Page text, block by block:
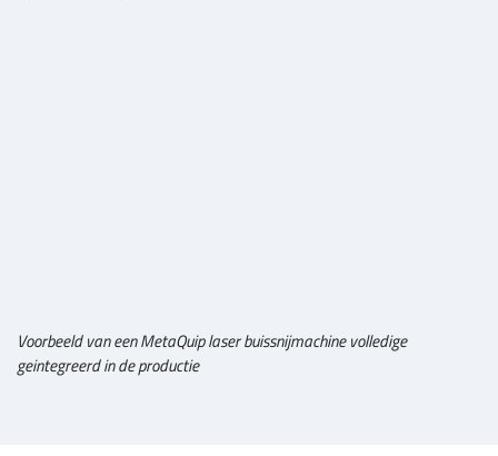
Voorbeeld van een MetaQuip laser buissnijmachine volledige
geintegreerd in de productie